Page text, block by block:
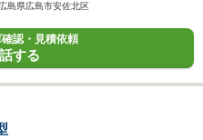
広島県広島市安佐北区
認・見積依頼
する